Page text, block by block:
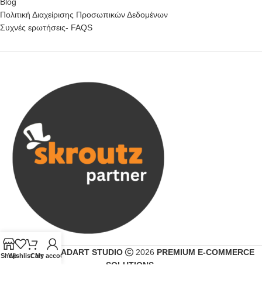
Πολιτική Διαχείρισης Προσωπικών Δεδομένων
Συχνές ερωτήσεις- FAQS
CREATED BY ADART STUDIO 2026 PREMIUM E-COMMERCE
SOLUTIONS
ShopWishlistCart
My account